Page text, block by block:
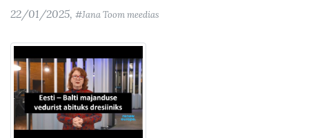
22/01/2025, #Jana Toom meedias